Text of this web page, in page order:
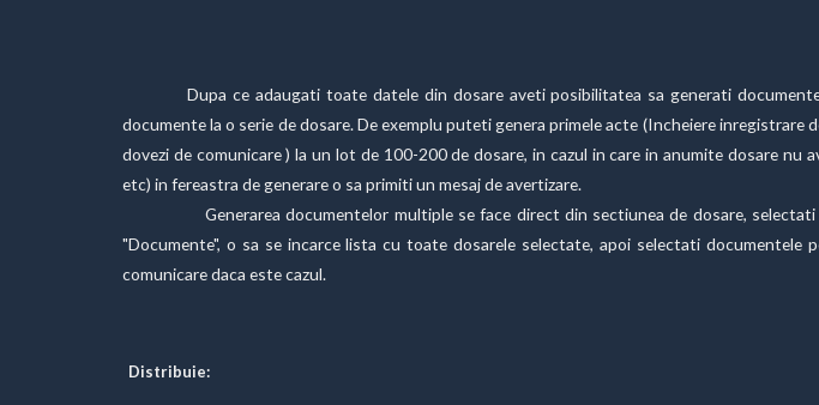
Dupa ce adaugati toate datele din dosare aveti posibilitatea sa generati
documente la o serie de dosare. De exemplu puteti genera primele acte (Incheiere inregistrare
dovezi de comunicare ) la un lot de 100-200 de dosare, in cazul in care in anumite dosare nu
etc) in fereastra de generare o sa primiti un mesaj de avertizare.
Generarea documentelor multiple se face direct din sectiunea de dosare, selectati
"Documente", o sa se incarce lista cu toate dosarele selectate, apoi selectati documentele
comunicare daca este cazul.
Distribuie: